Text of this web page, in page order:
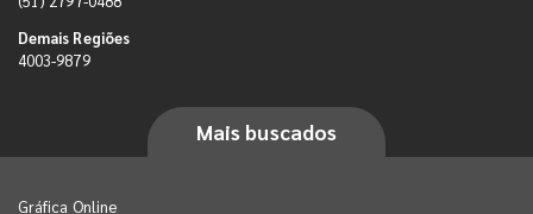
Demais Regiões
4003-9879
Mais buscados
Gráfica Online